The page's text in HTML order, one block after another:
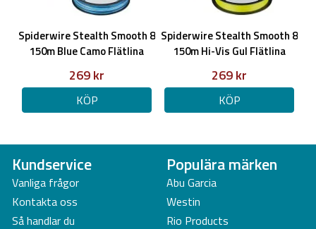
Spiderwire Stealth Smooth 8
150m Blue Camo Flätlina
269 kr
KÖP
Spiderwire Stealth Smooth 8
150m Hi-Vis Gul Flätlina
269 kr
KÖP
Kundservice
Vanliga frågor
Kontakta oss
Så handlar du
Populära märken
Abu Garcia
Westin
Rio Products